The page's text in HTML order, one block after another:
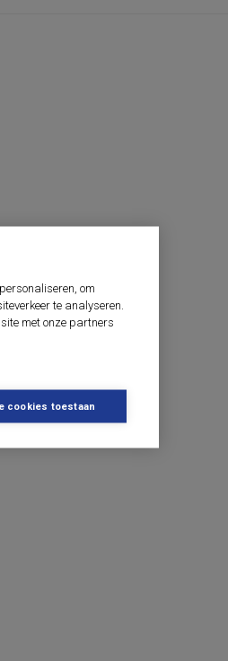
om
te analyseren.
met onze partners
cookies toestaan